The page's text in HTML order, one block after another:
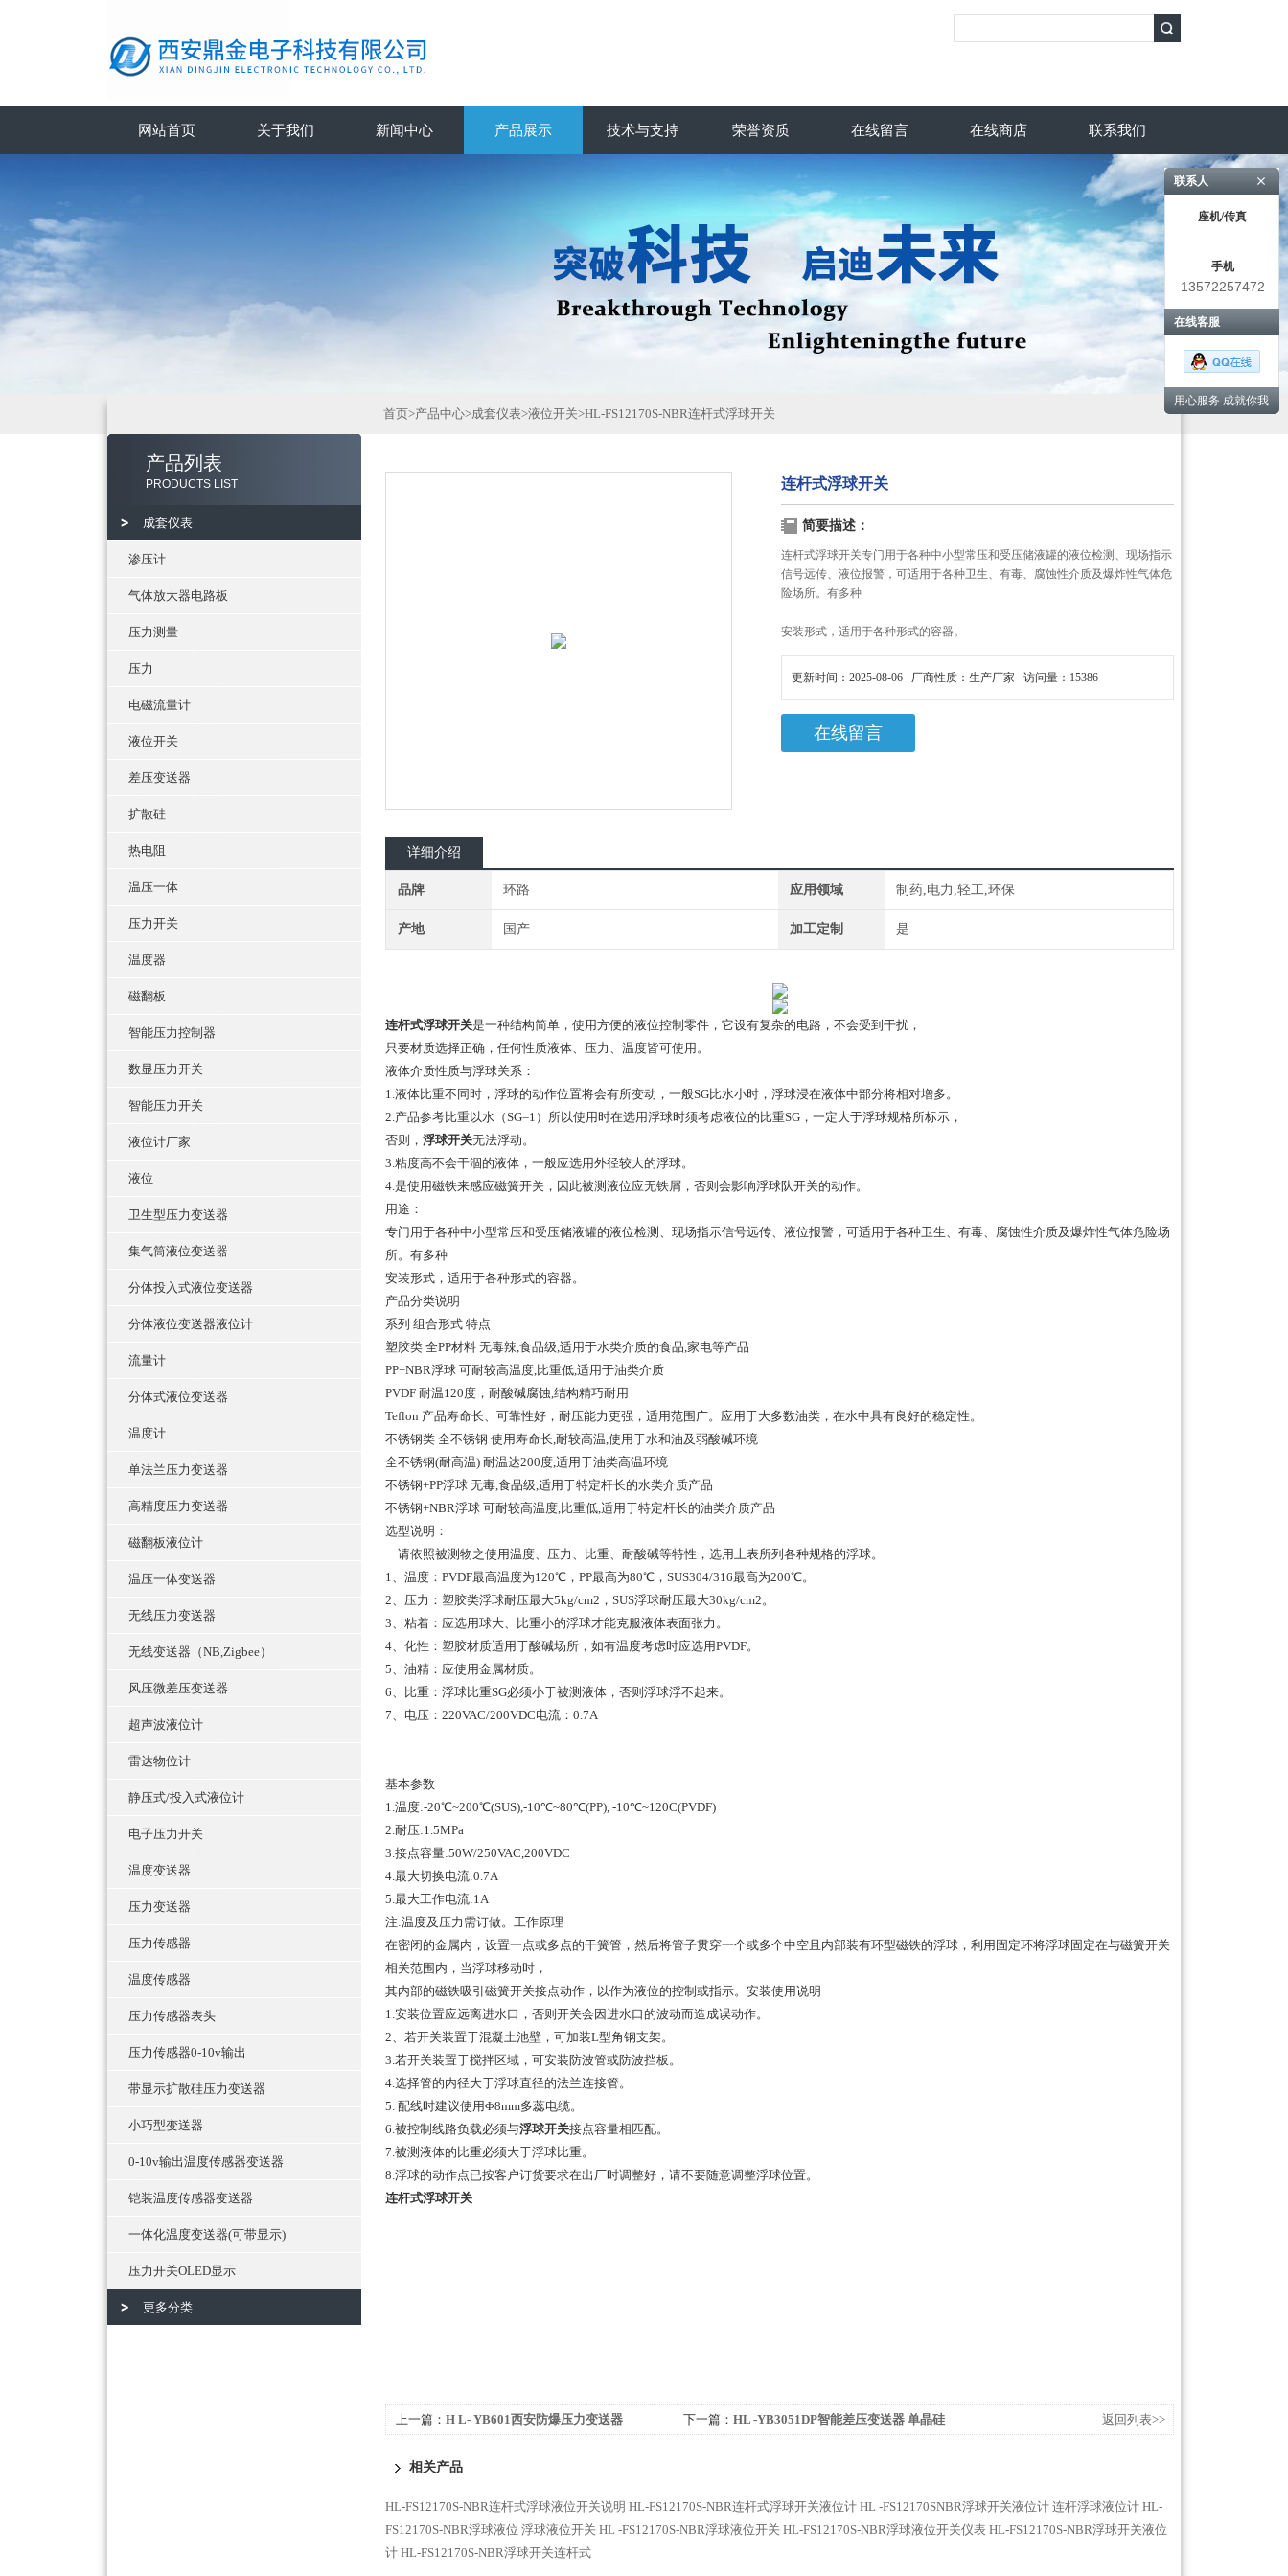
网站首页 关于我们 新闻中心 产品展示 技术与支持 荣誉资质 在线留言 在线商店 联系我们
产品列表
PRODUCTS LIST
成套仪表
渗压计
气体放大器电路板
压力测量
压力
电磁流量计
液位开关
差压变送器
扩散硅
热电阻
温压一体
压力开关
温度器
磁翻板
智能压力控制器
数显压力开关
智能压力开关
液位计厂家
液位
卫生型压力变送器
集气筒液位变送器
分体投入式液位变送器
分体液位变送器液位计
流量计
分体式液位变送器
温度计
单法兰压力变送器
高精度压力变送器
磁翻板液位计
温压一体变送器
无线压力变送器
无线变送器（NB,Zigbee）
风压微差压变送器
超声波液位计
雷达物位计
静压式/投入式液位计
电子压力开关
温度变送器
压力变送器
压力传感器
温度传感器
压力传感器表头
压力传感器0-10v输出
带显示扩散硅压力变送器
小巧型变送器
0-10v输出温度传感器变送器
铠装温度传感器变送器
一体化温度变送器(可带显示)
压力开关OLED显示
更多分类
首页>产品中心>成套仪表>液位开关>HL-FS12170S-NBR连杆式浮球开关
连杆式浮球开关
简要描述：
连杆式浮球开关专门用于各种中小型常压和受压储液罐的液位检测、现场指示
信号远传、液位报警，可适用于各种卫生、有毒、腐蚀性介质及爆炸性气体危
险场所。有多种
安装形式，适用于各种形式的容器。
更新时间：2025-08-06 厂商性质：生产厂家 访问量：15386
在线留言
详细介绍
品牌 环路 应用领域 制药,电力,轻工,环保
产地 国产 加工定制 是
连杆式浮球开关是一种结构简单，使用方便的液位控制零件，它设有复杂的电路，不会受到干扰，
只要材质选择正确，任何性质液体、压力、温度皆可使用。
液体介质性质与浮球关系：
1.液体比重不同时，浮球的动作位置将会有所变动，一般SG比水小时，浮球浸在液体中部分将相对增多。
2.产品参考比重以水（SG=1）所以使用时在选用浮球时须考虑液位的比重SG，一定大于浮球规格所标示，
否则， 浮球开关无法浮动。
3.粘度高不会干涸的液体，一般应选用外径较大的浮球。
4.是使用磁铁来感应磁簧开关，因此被测液位应无铁屑，否则会影响浮球队开关的动作。
用途：
专门用于各种中小型常压和受压储液罐的液位检测、现场指示信号远传、液位报警，可适用于各种卫生、有毒、腐蚀性介质及爆炸性气体危险场
所。有多种
安装形式，适用于各种形式的容器。
产品分类说明
系列 组合形式 特点
塑胶类 全PP材料 无毒辣,食品级,适用于水类介质的食品,家电等产品
PP+NBR浮球 可耐较高温度,比重低,适用于油类介质
PVDF 耐温120度，耐酸碱腐蚀,结构精巧耐用
Teflon 产品寿命长、可靠性好，耐压能力更强，适用范围广。应用于大多数油类，在水中具有良好的稳定性。
不锈钢类 全不锈钢 使用寿命长,耐较高温,使用于水和油及弱酸碱环境
全不锈钢(耐高温) 耐温达200度,适用于油类高温环境
不锈钢+PP浮球 无毒,食品级,适用于特定杆长的水类介质产品
不锈钢+NBR浮球 可耐较高温度,比重低,适用于特定杆长的油类介质产品
选型说明：
请依照被测物之使用温度、压力、比重、耐酸碱等特性，选用上表所列各种规格的浮球。
1、温度：PVDF最高温度为120℃，PP最高为80℃，SUS304/316最高为200℃。
2、压力：塑胶类浮球耐压最大5kg/cm2，SUS浮球耐压最大30kg/cm2。
3、粘着：应选用球大、比重小的浮球才能克服液体表面张力。
4、化性：塑胶材质适用于酸碱场所，如有温度考虑时应选用PVDF。
5、油精：应使用金属材质。
6、比重：浮球比重SG必须小于被测液体，否则浮球浮不起来。
7、电压：220VAC/200VDC电流：0.7A
基本参数
1.温度:-20℃~200℃(SUS),-10℃~80℃(PP), -10℃~120C(PVDF)
2.耐压:1.5MPa
3.接点容量:50W/250VAC,200VDC
4.最大切换电流:0.7A
5.最大工作电流:1A
注:温度及压力需订做。工作原理
在密闭的金属内，设置一点或多点的干簧管，然后将管子贯穿一个或多个中空且内部装有环型磁铁的浮球，利用固定环将浮球固定在与磁簧开关
相关范围内，当浮球移动时，
其内部的磁铁吸引磁簧开关接点动作，以作为液位的控制或指示。安装使用说明
1.安装位置应远离进水口，否则开关会因进水口的波动而造成误动作。
2、若开关装置于混凝土池壁，可加装L型角钢支架。
3.若开关装置于搅拌区域，可安装防波管或防波挡板。
4.选择管的内径大于浮球直径的法兰连接管。
5. 配线时建议使用Φ8mm多蕊电缆。
6.被控制线路负载必须与浮球开关接点容量相匹配。
7.被测液体的比重必须大于浮球比重。
8.浮球的动作点已按客户订货要求在出厂时调整好，请不要随意调整浮球位置。
连杆式浮球开关
上一篇： H L- YB601西安防爆压力变送器 下一篇： HL -YB3051DP智能差压变送器 单晶硅 返回列表>>
相关产品
HL-FS12170S-NBR连杆式浮球液位开关说明 HL-FS12170S-NBR连杆式浮球开关液位计 HL -FS12170SNBR浮球开关液位计 连杆浮球液位计 HL-
FS12170S-NBR浮球液位 浮球液位开关 HL -FS12170S-NBR浮球液位开关 HL-FS12170S-NBR浮球液位开关仪表 HL-FS12170S-NBR浮球开关液位
计 HL-FS12170S-NBR浮球开关连杆式
联系人
座机/传真
手机
13572257472
在线客服
用心服务 成就你我